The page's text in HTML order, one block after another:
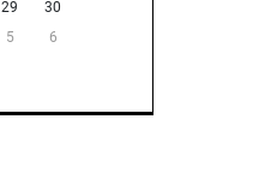
29
30
5 6